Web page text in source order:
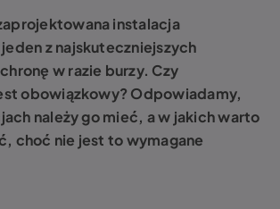
instalacja
z najskuteczniejszych
w razie burzy. Czy
obowiązkowy? Odpowiadamy,
należy go mieć, a w jakich warto
choć nie jest to wymagane